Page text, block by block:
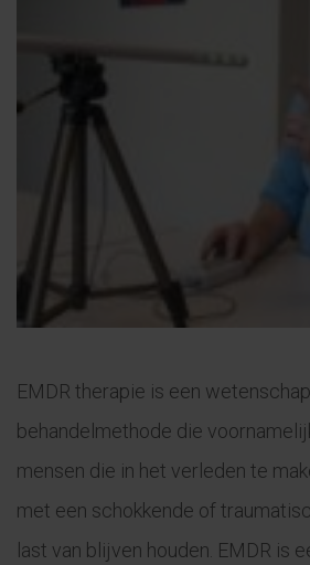
EMDR therapie is een
behandelmethode die
mensen die in het verleden te
met een schokkende of
last van blijven houden. EMDR is